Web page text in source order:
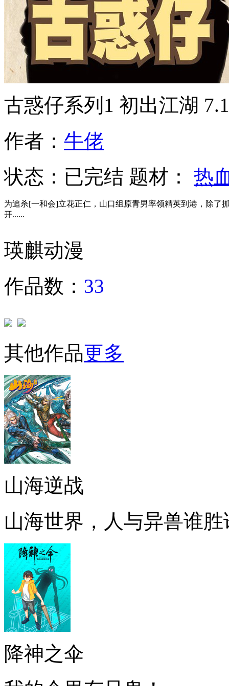
古惑仔系列1 初出江湖
作者： 牛佬
状态： 已完结 题材： 热
为追杀[一和会]立花正仁，山口组原青男率领精英到港，除了
开......
瑛麒动漫
作品数： 33
其他作品更多
山海逆战
山海世界，人与异兽谁
降神之伞